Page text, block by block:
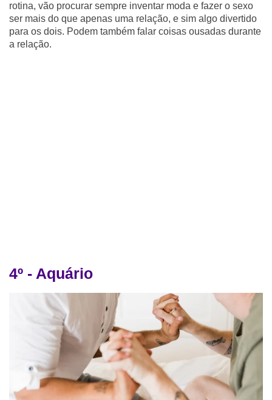
rotina, vão procurar sempre inventar moda e fazer o sexo
ser mais do que apenas uma relação, e sim algo divertido
para os dois. Podem também falar coisas ousadas durante
a relação.
4º - Aquário